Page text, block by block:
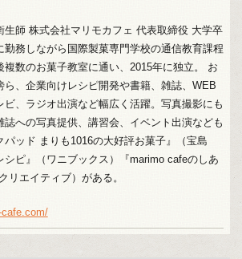
生師 株式会社マリモカフェ 代表取締役 大学卒
勤務しながら国際製菓専門学校の通信教育課程
複数のお菓子教室に通い、2015年に独立。 お
ら、企業向けレシピ開発や書籍、雑誌、WEB
ビ、ラジオ出演など幅広く活躍。写真撮影にも
誌への写真提供、講習会、イベント出演なども
パッド まりも1016の大好評お菓子』（宝島
シピ』（ワニブックス）『marimo cafeのしあ
リエイティブ）がある。
cafe.com/